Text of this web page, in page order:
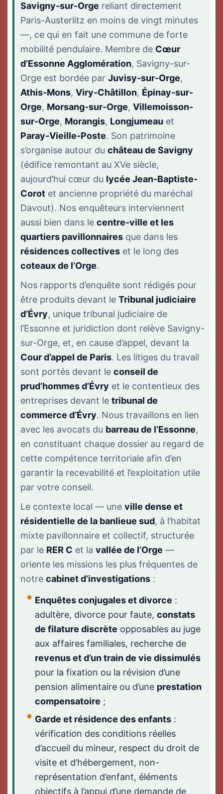
Savigny-sur-Orge reliant directement
Paris-Austerlitz en moins de vingt minutes
—, ce qui en fait une commune de forte
mobilité pendulaire. Membre de Cœur
d’Essonne Agglomération, Savigny-sur-
Orge est bordée par Juvisy-sur-Orge,
Athis-Mons, Viry-Châtillon, Épinay-sur-
Orge, Morsang-sur-Orge, Villemoisson-
sur-Orge, Morangis, Longjumeau et
Paray-Vieille-Poste. Son patrimoine
s’organise autour du château de Savigny
(édifice remontant au XVe siècle,
aujourd’hui cœur du lycée Jean-Baptiste-
Corot et ancienne propriété du maréchal
Davout). Nos enquêteurs interviennent
aussi bien dans le centre-ville et les
quartiers pavillonnaires que dans les
résidences collectives et le long des
coteaux de l’Orge.
Nos rapports d’enquête sont rédigés pour
être produits devant le Tribunal judiciaire
d’Évry, unique tribunal judiciaire de
l’Essonne et juridiction dont relève Savigny-
sur-Orge, et, en cause d’appel, devant la
Cour d’appel de Paris. Les litiges du travail
sont portés devant le conseil de
prud’hommes d’Évry et le contentieux des
entreprises devant le tribunal de
commerce d’Évry. Nous travaillons en lien
avec les avocats du barreau de l’Essonne,
en constituant chaque dossier au regard de
cette compétence territoriale afin d’en
garantir la recevabilité et l’exploitation utile
par votre conseil.
Le contexte local — une ville dense et
résidentielle de la banlieue sud, à l’habitat
mixte pavillonnaire et collectif, structurée
par le RER C et la vallée de l’Orge —
oriente les missions les plus fréquentes de
notre cabinet d’investigations :
Enquêtes conjugales et divorce :
adultère, divorce pour faute, constats
de filature discrète opposables au juge
aux affaires familiales, recherche de
revenus et d’un train de vie dissimulés
pour la fixation ou la révision d’une
pension alimentaire ou d’une prestation
compensatoire ;
Garde et résidence des enfants :
vérification des conditions réelles
d’accueil du mineur, respect du droit de
visite et d’hébergement, non-
représentation d’enfant, éléments
objectifs à l’appui d’une demande de